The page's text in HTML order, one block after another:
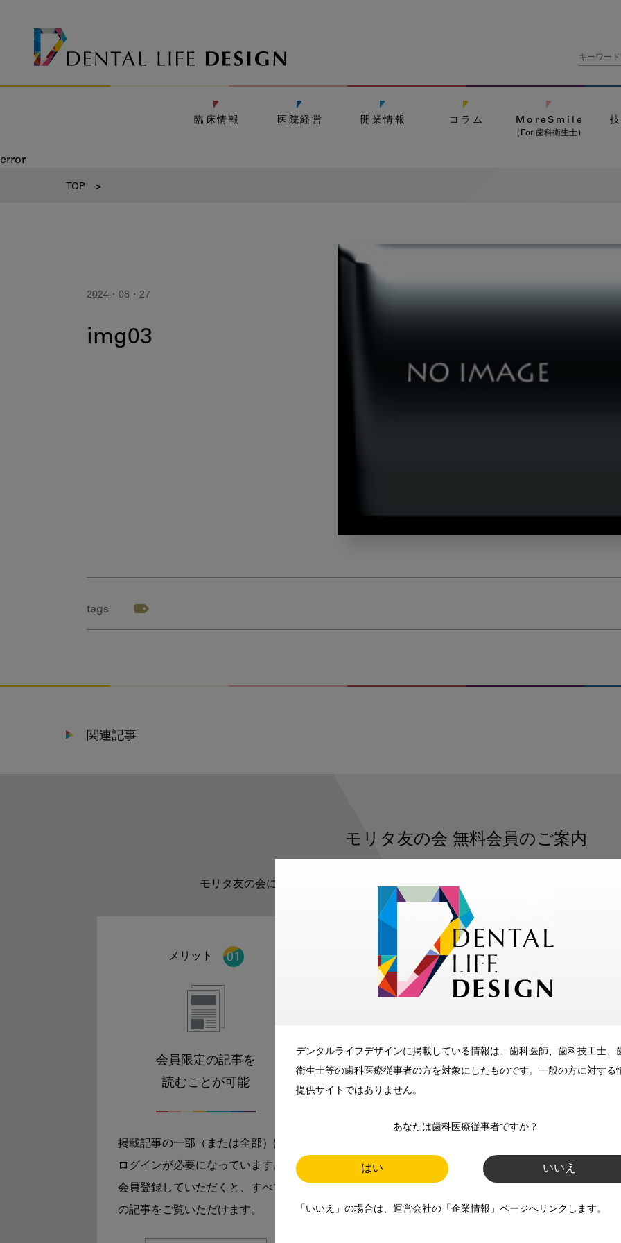
デンタルライフデザインに掲載している情報は、歯科医師、歯科技工士、
衛生士等の歯科医療従事者の方を対象にしたものです。一般の方に対する
提供サイトではありません。
あなたは歯科医療従事者ですか？
はい いいえ
「いいえ」の場合は、運営会社の「企業情報」ページへリンクします。
臨床情報 医院経営 開業情報 コラム MoreSmile
（For 歯科衛生士）
error
TOP >
2024・08・27
img03
tags
関連記事
モリタ友の会 無料会員のご案内
モリタ友の会に登録いただくと、デンタルライフデザインをもっと便利にご利用い
メリット
会員限定の記事を
読むことが可能
掲載記事の一部（または全部）は
ログインが必要になっています。
会員登録していただくと、すべて
の記事をご覧いただけます。
メリット
メールマガジンでお届け
師、歯科衛生士、歯科技工士）に
お届けします。